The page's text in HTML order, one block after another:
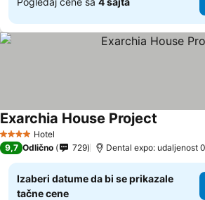
4 ZvezdiceHotel
Exarchia House Project
9,7 Odlično 729 Dental expo: udaljenost
Izaberi datume da bi se prikazale
tačne cene